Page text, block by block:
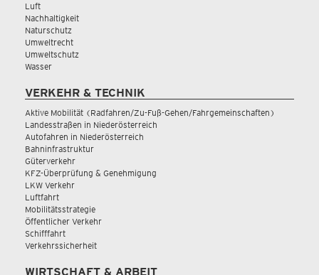
Luft
Nachhaltigkeit
Naturschutz
Umweltrecht
Umweltschutz
Wasser
VERKEHR & TECHNIK
Aktive Mobilität (Radfahren/Zu-Fuß-Gehen/Fahrgemeinschaften)
Landesstraßen in Niederösterreich
Autofahren in Niederösterreich
Bahninfrastruktur
Güterverkehr
KFZ-Überprüfung & Genehmigung
LKW Verkehr
Luftfahrt
Mobilitätsstrategie
Öffentlicher Verkehr
Schifffahrt
Verkehrssicherheit
WIRTSCHAFT & ARBEIT